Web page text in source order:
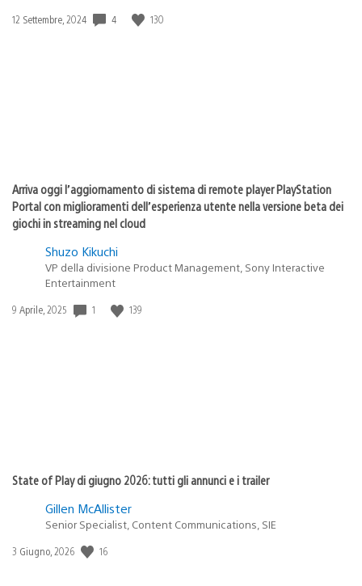
Data
12 Settembre, 2024 4 130
Arriva oggi l’aggiornamento di sistema di remote player PlayStation
Portal con miglioramenti dell’esperienza utente nella versione beta dei
giochi in streaming nel cloud
Shuzo Kikuchi
VP della divisione Product Management, Sony Interactive
Entertainment
Data
9 Aprile, 2025 1 139
State of Play di giugno 2026: tutti gli annunci e i trailer
Gillen McAllister
Senior Specialist, Content Communications, SIE
Data
3 Giugno, 2026 16